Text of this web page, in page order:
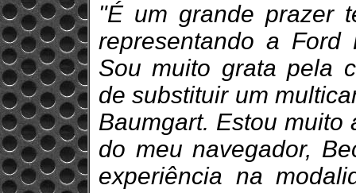
"É um grande prazer
representando a
Sou muito grata pela
de substituir um
Baumgart. Estou muito
do meu navegador,
experiência na